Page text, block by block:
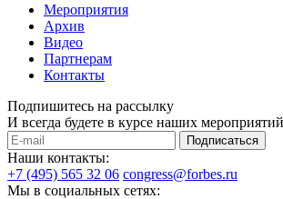
Мероприятия
Архив
Видео
Партнерам
Контакты
Подпишитесь на рассылку
И всегда будете в курсе наших мероприятий
Подписаться
Наши контакты:
+7 (495) 565 32 06 congress@forbes.ru
Мы в социальных сетях: